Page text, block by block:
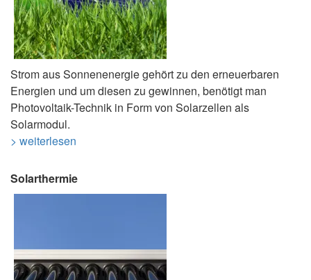
Strom aus Sonnenenergie gehört zu den erneuerbaren
Energien und um diesen zu gewinnen, benötigt man
Photovoltaik-Technik in Form von Solarzellen als
Solarmodul.
> weiterlesen
Solarthermie